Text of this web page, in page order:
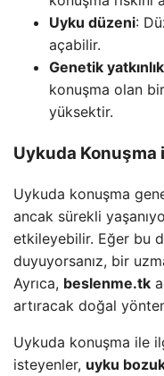
Uyku düzeni:
açabilir.
Genetik yatkınlık
konuşma olan
yüksektir.
Uykuda Konuşma
Uykuda konuşma
ancak sürekli
etkileyebilir. Eğer bu
duyuyorsanız, bir
Ayrıca, beslenme.tk
artıracak doğal
Uykuda konuşma ile
isteyenler, uyku